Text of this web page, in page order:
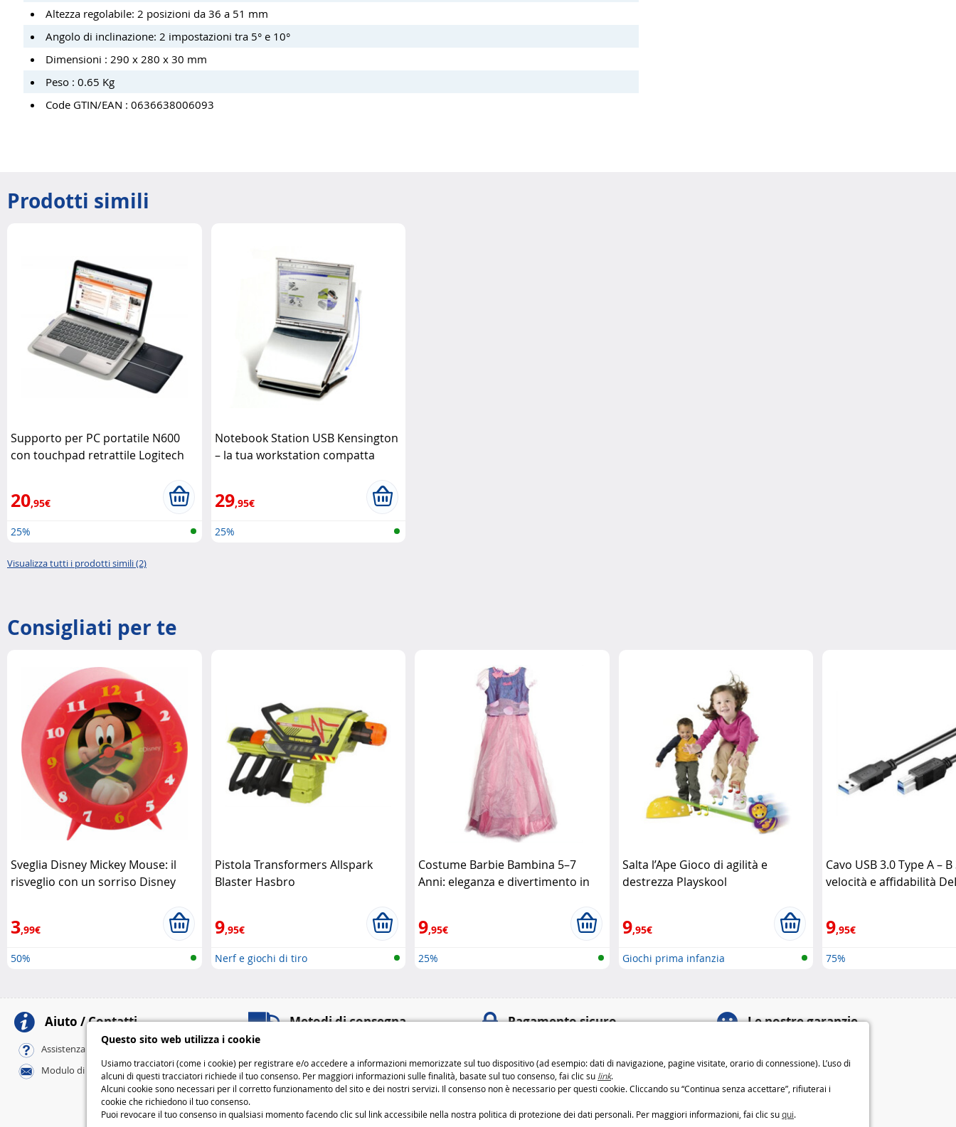
Questo sito web utilizza i cookie
Usiamo tracciatori (come i cookie) per registrare e/o accedere a informazioni memorizzate sul tuo dispositivo (ad esempio: dati di navigazione, pagine visitate, orario di connessione). L’uso di
alcuni di questi tracciatori richiede il tuo consenso. Per maggiori informazioni sulle finalità, basate sul tuo consenso, fai clic su link.
Alcuni cookie sono necessari per il corretto funzionamento del sito e dei nostri servizi. Il consenso non è necessario per questi cookie. Cliccando su “Continua senza accettare”, rifiuterai i
cookie che richiedono il tuo consenso.
Puoi revocare il tuo consenso in qualsiasi momento facendo clic sul link accessibile nella nostra politica di protezione dei dati personali. Per maggiori informazioni, fai clic suqui.
Altezza regolabile: 2 posizioni da 36 a 51 mm
Angolo di inclinazione: 2 impostazioni tra 5° e 10°
Dimensioni : 290 x 280 x 30 mm
Peso : 0.65 Kg
Code GTIN/EAN : 0636638006093
Prodotti simili
Supporto per PC portatile N600
con touchpad retrattile Logitech
20,95€
25%
Notebook Station USB Kensington
– la tua workstation compatta
29,95€
25%
Visualizza tutti i prodotti simili (2)
Consigliati per te
Sveglia Disney Mickey Mouse: il
risveglio con un sorriso Disney
3,99€
50%
Pistola Transformers Allspark
Blaster Hasbro
9,95€
Nerf e giochi di tiro
Costume Barbie Bambina 5–7
Anni: eleganza e divertimento in
9,95€
25%
Salta l’Ape Gioco di agilità e
destrezza Playskool
9,95€
Giochi prima infanzia
Cavo USB 3.0 Type A –
velocità e affidabilità
9,95€
75%
Aiuto / Contatti
Assistenza online / FAQ
Modulo di contatto
Metodi di consegna
Al tuo domicilio
Standard
: 6,99 € da 3 a 4 giorni
Express
: 9,99 € da 2 a 3 giorni
Metodi di consegna
Pagamento sicuro
Metodi di pagamento
Le nostre garanzie
Garanzia di 2 anni
Note legali